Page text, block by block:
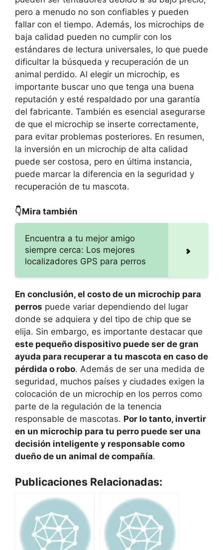
pero a menudo no son confiables y pueden
fallar con el tiempo. Además, los microchips de
baja calidad pueden no cumplir con los
estándares de lectura universales, lo que puede
dificultar la búsqueda y recuperación de un
animal perdido. Al elegir un microchip, es
importante buscar uno que tenga una buena
reputación y esté respaldado por una garantía
del fabricante. También es esencial asegurarse
de que el microchip se inserte correctamente,
para evitar problemas posteriores. En resumen,
la inversión en un microchip de alta calidad
puede ser costosa, pero en última instancia,
puede marcar la diferencia en la seguridad y
recuperación de tu mascota.
👇Mira también
Encuentra a tu mejor amigo
siempre cerca: Los mejores
localizadores GPS para perros
En conclusión, el costo de un microchip para
perros puede variar dependiendo del lugar
donde se adquiera y del tipo de chip que se
elija. Sin embargo, es importante destacar que
este pequeño dispositivo puede ser de gran
ayuda para recuperar a tu mascota en caso de
pérdida o robo. Además de ser una medida de
seguridad, muchos países y ciudades exigen la
colocación de un microchip en los perros como
parte de la regulación de la tenencia
responsable de mascotas. Por lo tanto, invertir
en un microchip para tu perro puede ser una
decisión inteligente y responsable como
dueño de un animal de compañía.
Publicaciones Relacionadas: